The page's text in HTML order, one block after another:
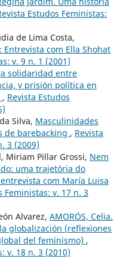
Estudos Feministas:
de Lima Costa,
Entrevista com Ella Shohat
v. 9 n. 1 (2001)
solidaridad entre
y prisión política en
, Revista Estudos
Silva, Masculinidades
de barebacking , Revista
3 (2009)
Miriam Pillar Grossi, Nem
uma trajetória do
com María Luisa
Feministas: v. 17 n. 3
Alvarez, AMORÓS, Celia.
globalización (reflexiones
del feminismo) ,
v. 18 n. 3 (2010)